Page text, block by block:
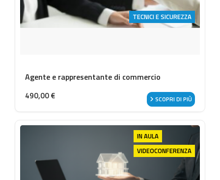
TECNICI E SICUREZZA
Agente e rappresentante di commercio
490,00€ SCOPRI DI PIÙ
IN AULA
VIDEOCONFERENZA